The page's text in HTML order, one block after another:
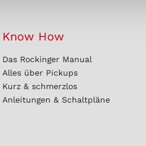
Know How
Das Rockinger Manual
Alles über Pickups
Kurz & schmerzlos
Anleitungen & Schaltpläne